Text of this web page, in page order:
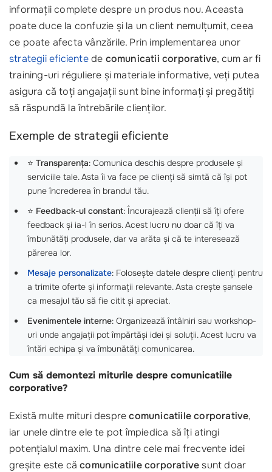
informații complete despre un produs nou. Aceasta
poate duce la confuzie și la un client nemulțumit, ceea
ce poate afecta vânzările. Prin implementarea unor
strategii eficientede comunicatii corporative, cum ar fi
training-uri réguliere și materiale informative, veți putea
asigura că toți angajații sunt bine informați și pregătiți
să răspundă la întrebările clienților.
Exemple de strategii eficiente
⭐ Transparența: Comunica deschis despre produsele și
serviciile tale. Asta îi va face pe clienți să simtă că își pot
pune încrederea în brandul tău.
⭐ Feedback-ul constant: Încurajează clienții să îți ofere
feedback și ia-l în serios. Acest lucru nu doar că îți va
îmbunătăți produsele, dar va arăta și că te interesează
părerea lor.
Mesaje personalizate: Folosește datele despre clienți pentru
a trimite oferte și informații relevante. Asta crește șansele
ca mesajul tău să fie citit și apreciat.
Evenimentele interne: Organizează întâlniri sau workshop-
uri unde angajații pot împărtăși idei și soluții. Acest lucru va
întări echipa și va îmbunătăți comunicarea.
Cum să demontezi miturile despre comunicatiile
corporative?
Există multe mituri desprecomunicatiile corporative,
iar unele dintre ele te pot împiedica să îți atingi
potențialul maxim. Una dintre cele mai frecvente idei
greșite este căcomunicatiile corporativesunt doar